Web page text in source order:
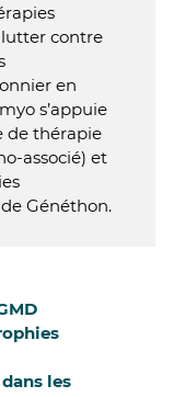
lutter contre
en
s’appuie
de thérapie
associé) et
Généthon.
les